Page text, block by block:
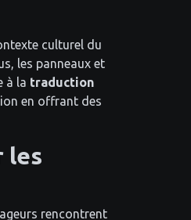
culturel du
les panneaux et
à la traduction
en offrant des
les
rencontrent